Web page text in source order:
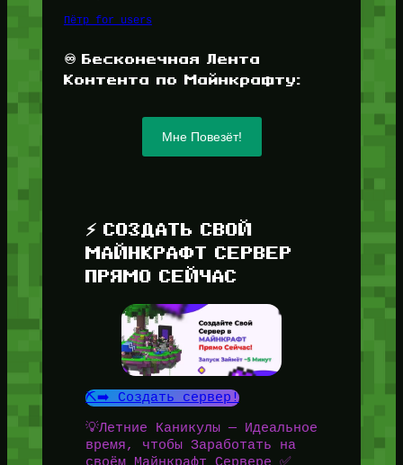
Пётр for_users
♾️ Бесконечная Лента
Контента по Майнкрафту:
Мне Повезёт!
⚡ СОЗДАТЬ СВОЙ
МАЙНКРАФТ СЕРВЕР
ПРЯМО СЕЙЧАС
⛏️➡️ Создать сервер!
💡Летние Каникулы — Идеальное
время, чтобы Заработать на
своём Майнкрафт Сервере ✅